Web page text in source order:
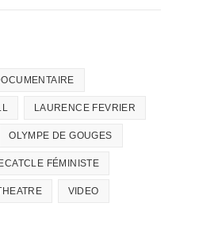
LAURENCE FEVRIER
OLYMPE DE GOUGES
FÉMINISTE
VIDEO